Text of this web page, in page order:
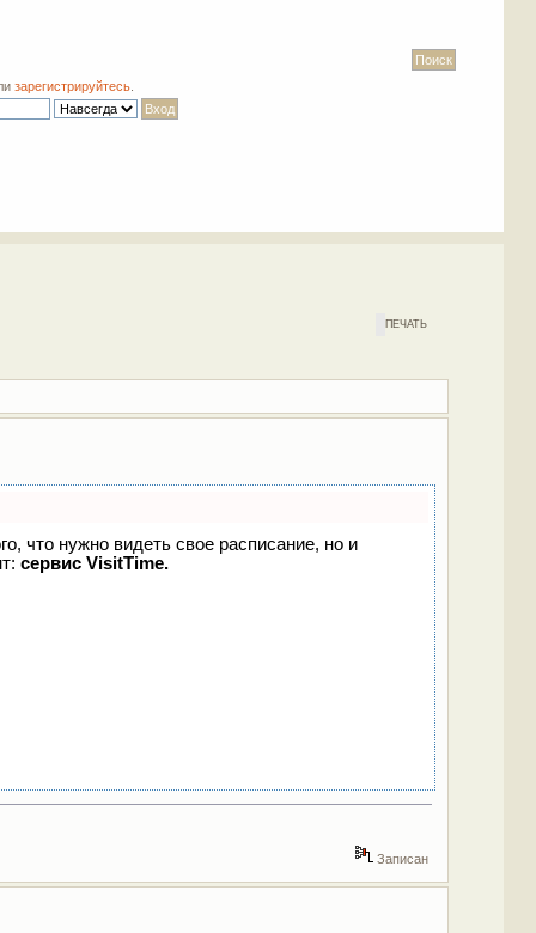
зарегистрируйтесь
ПЕЧАТЬ
что нужно видеть свое расписание, но и
сервис VisitTime.
Записан